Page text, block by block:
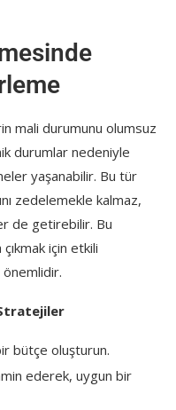
mali durumunu olumsuz
durumlar nedeniyle
yaşanabilir. Bu tür
zedelemekle kalmaz,
de getirebilir. Bu
için etkili
bütçe oluşturun.
ederek, uygun bir